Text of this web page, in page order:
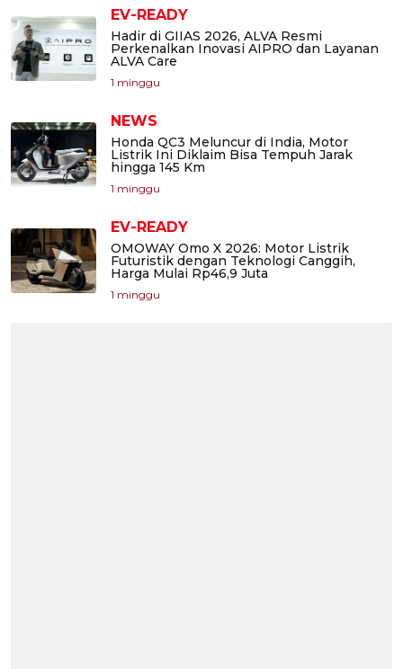
EV-READY
Hadir di GIIAS 2026, ALVA Resmi
Perkenalkan Inovasi AIPRO dan Layanan
ALVA Care
1 minggu
NEWS
Honda QC3 Meluncur di India, Motor
Listrik Ini Diklaim Bisa Tempuh Jarak
hingga 145 Km
1 minggu
EV-READY
OMOWAY Omo X 2026: Motor Listrik
Futuristik dengan Teknologi Canggih,
Harga Mulai Rp46,9 Juta
1 minggu